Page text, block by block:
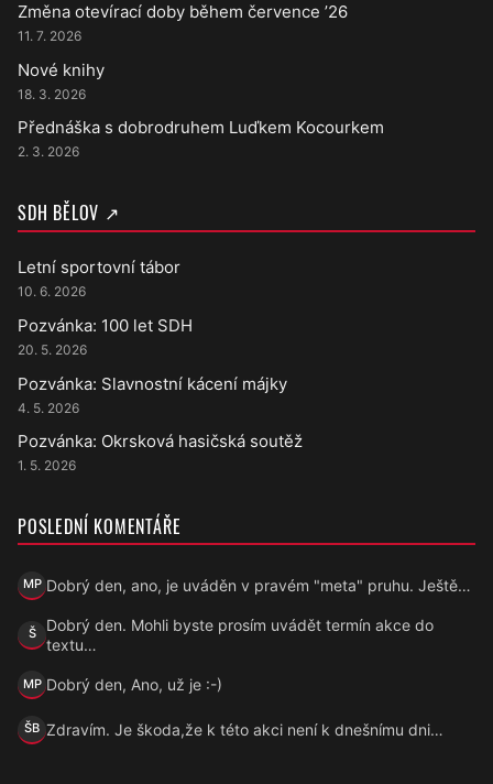
Změna otevírací doby během července ’26
11. 7. 2026
Nové knihy
18. 3. 2026
Přednáška s dobrodruhem Luďkem Kocourkem
2. 3. 2026
SDH BĚLOV ↗
Letní sportovní tábor
10. 6. 2026
Pozvánka: 100 let SDH
20. 5. 2026
Pozvánka: Slavnostní kácení májky
4. 5. 2026
Pozvánka: Okrsková hasičská soutěž
1. 5. 2026
POSLEDNÍ KOMENTÁŘE
MPMarek Přecechtěl
Dobrý den, ano, je uváděn v pravém "meta" pruhu. Ještě…
ŠŠárka
Dobrý den. Mohli byste prosím uvádět termín akce do
textu…
MP
Marek Přecechtěl
Dobrý den, Ano, už je :-)
ŠBŠárka B.
Zdravím. Je škoda,že k této akci není k dnešnímu dni…